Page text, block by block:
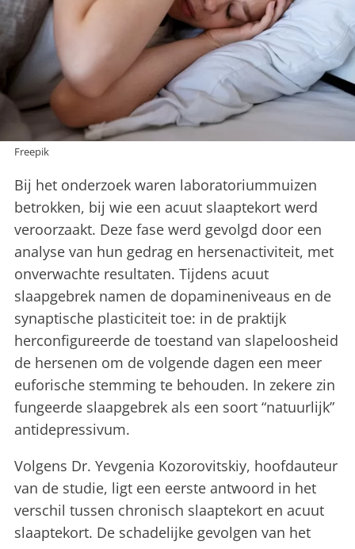
Freepik
Bij het onderzoek waren laboratoriummuizen
betrokken, bij wie een acuut slaaptekort werd
veroorzaakt. Deze fase werd gevolgd door een
analyse van hun gedrag en hersenactiviteit, met
onverwachte resultaten. Tijdens acuut
slaapgebrek namen de dopamineniveaus en de
synaptische plasticiteit toe: in de praktijk
herconfigureerde de toestand van slapeloosheid
de hersenen om de volgende dagen een meer
euforische stemming te behouden. In zekere zin
fungeerde slaapgebrek als een soort “natuurlijk”
antidepressivum.
Volgens Dr. Yevgenia Kozorovitskiy, hoofdauteur
van de studie, ligt een eerste antwoord in het
verschil tussen chronisch slaaptekort en acuut
slaaptekort. De schadelijke gevolgen van het